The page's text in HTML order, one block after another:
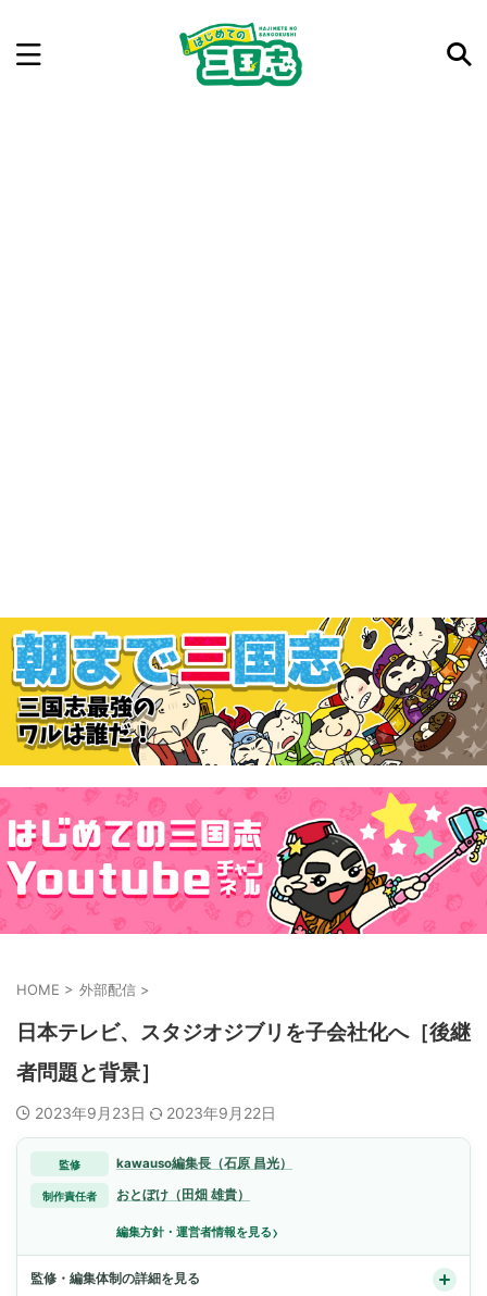
HOME > 外部配信 >
日本テレビ、スタジオジブリを子会社化へ［後継
者問題と背景］
2023年9月23日 2023年9月22日
監修 kawauso編集長（石原 昌光）
制作責任者 おとぼけ（田畑 雄貴）
編集方針・運営者情報を見る›
監修・編集体制の詳細を見る